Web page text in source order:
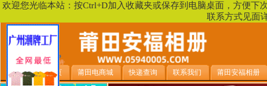
欢迎您光临本站：按Ctrl+D加入收藏夹或保存到电脑桌面，方便
联系方式见面
安福相册首页 莆田电商城 快递查询 联系我们 莆田安福相册